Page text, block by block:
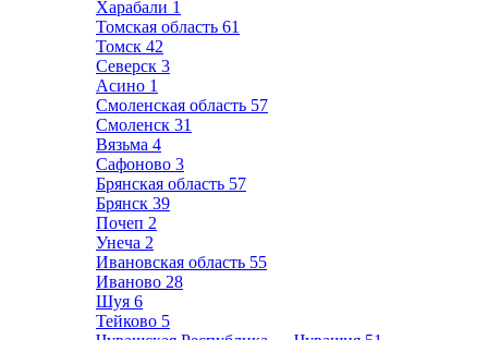
Харабали 1
Томская область 61
Томск 42
Северск 3
Асино 1
Смоленская область 57
Смоленск 31
Вязьма 4
Сафоново 3
Брянская область 57
Брянск 39
Почеп 2
Унеча 2
Ивановская область 55
Иваново 28
Шуя 6
Тейково 5